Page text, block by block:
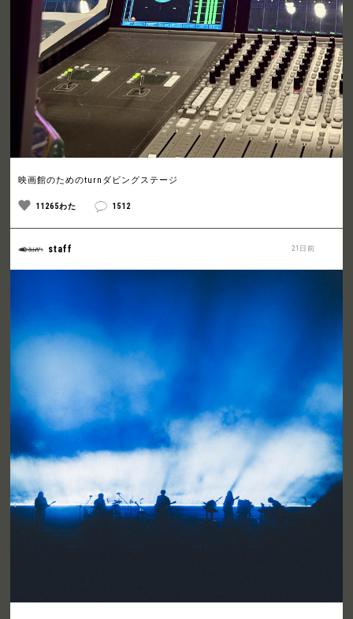
映画館のためのturnダビングステージ
11265わた 1512
21日前
staff